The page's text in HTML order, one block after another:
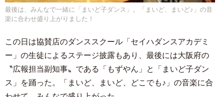
最後は、みんなで一緒に「まいど子ダンス」。「まいど、まいど♪」の音
楽に合わせ盛り上がりました！
この日は協賛店のダンススクール「セイハダンスアカデミ
ー」の生徒によるステージ披露もあり、最後には大阪府の
〝広報担当副知事〟である「もずやん」と「まいど子ダン
ス」を踊った。「まいど、まいど、どこでも♪」の音楽に合